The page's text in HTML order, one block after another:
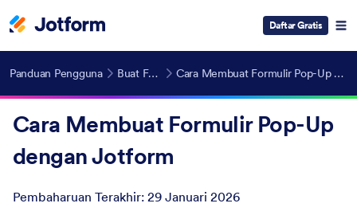
Daftar Gratis
Panduan Pengguna Buat Formulir Cara Membuat Formulir Pop-Up dengan Jotform
Cara Membuat Formulir Pop-Up
dengan Jotform
Pembaharuan Terakhir: 29 Januari 2026